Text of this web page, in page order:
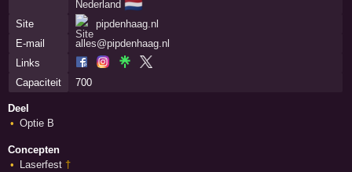
Nederland 🇳🇱
Site
pipdenhaag.nl
E-mail
alles@pipdenhaag.nl
Links
Capaciteit
700
Deel
Optie B
Concepten
Laserfest †